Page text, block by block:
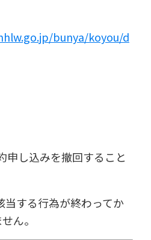
bunya/koyou/d
し込みを撤回すること
する行為が終わってか
ん。